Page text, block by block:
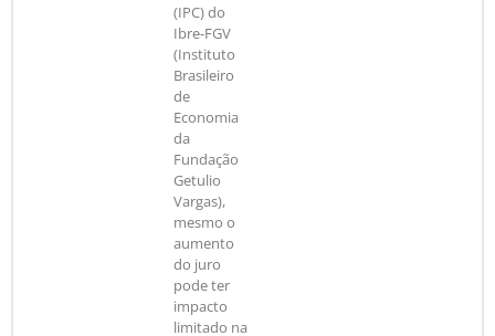
(IPC) do
Ibre-FGV
(Instituto
Brasileiro
de
Economia
da
Fundação
Getulio
Vargas),
mesmo o
aumento
do juro
pode ter
impacto
limitado na